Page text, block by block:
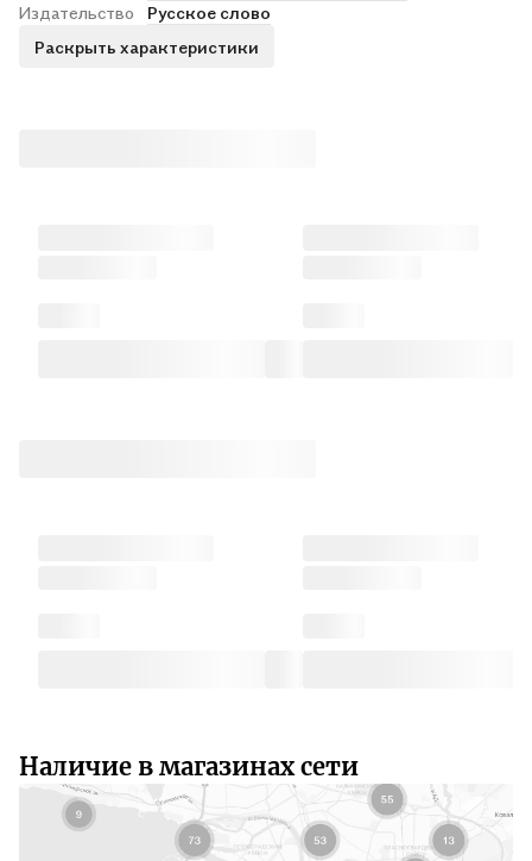
Издательство
Русское слово
Раскрыть характеристики
Наличие в магазинах сети